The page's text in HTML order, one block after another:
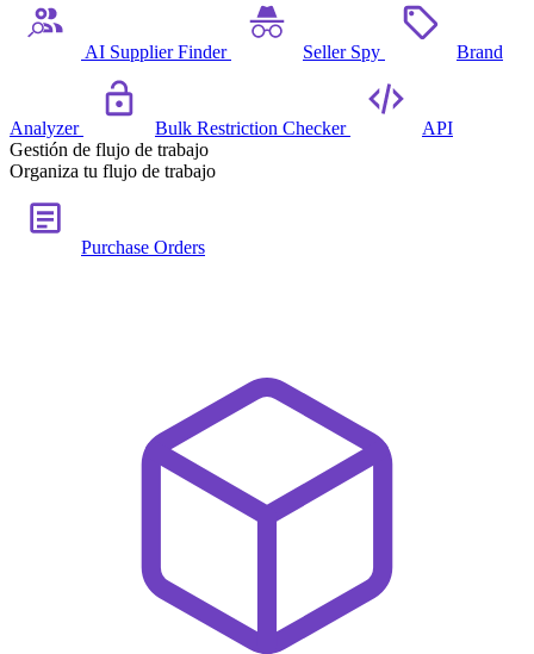
AI Supplier Finder Seller Spy Brand
Analyzer Bulk Restriction Checker
API
Gestión de flujo de trabajo
Organiza tu flujo de trabajo
Purchase Orders